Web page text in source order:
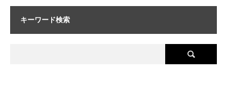
キーワード検索